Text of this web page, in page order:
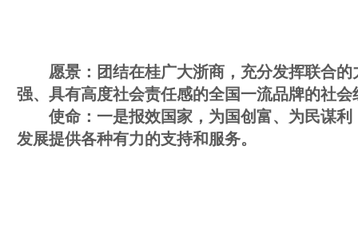
愿景：团结在桂广大浙商，充分发挥联合
强、具有高度社会责任感的全国一流品牌的社会
使命：一是报效国家，为国创富、为民谋
发展提供各种有力的支持和服务。